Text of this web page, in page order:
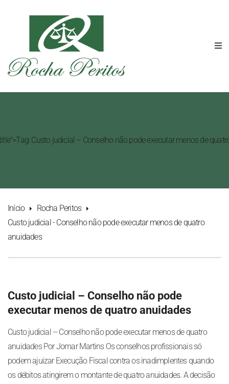
Custo judicial – Conselho não pode executar menos de
Início
Rocha Peritos
Custo judicial - Conselho não pode executar menos de quatro
anuidades
Custo judicial – Conselho não pode
executar menos de quatro anuidades
Custo judicial – Conselho não pode executar menos de quatro
anuidades Por Jomar Martins Os conselhos profissionais só
podem ajuizar Execução Fiscal contra os inadimplentes quando
os débitos atingirem o montante de quatro anuidades. A decisão